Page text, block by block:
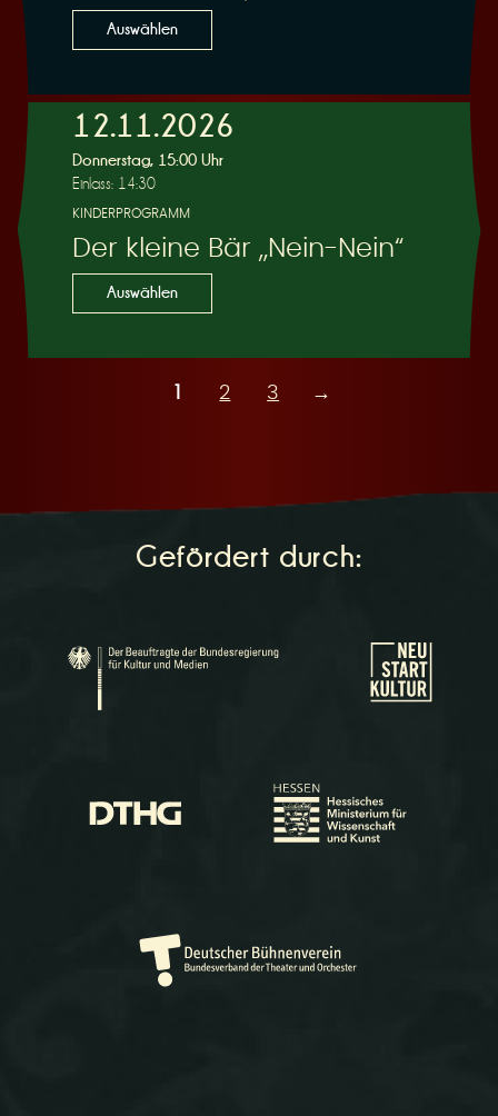
Auswählen
12.11.2026
Donnerstag, 15:00 Uhr
Einlass: 14:30
KINDERPROGRAMM
Der kleine Bär „Nein-Nein“
Auswählen
2 3 →
Gefördert durch: